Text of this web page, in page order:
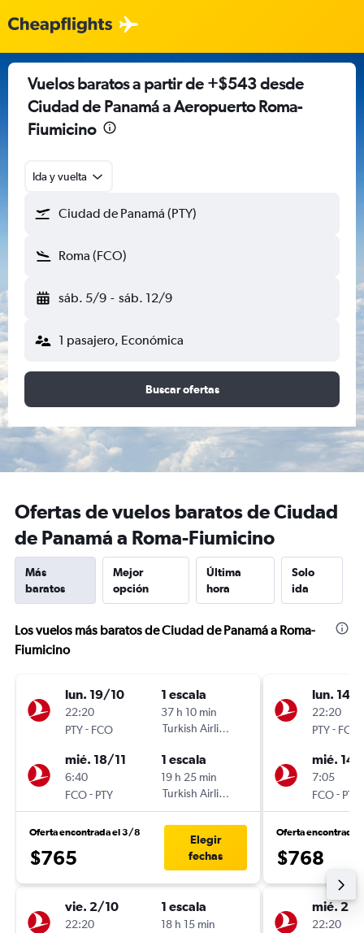
Vuelos baratos a partir de +$543 desde
Ciudad de Panamá a Aeropuerto Roma-
Fiumicino
Ida y vuelta
Ciudad de Panamá (PTY)
Roma (FCO)
sáb. 5/9 - sáb. 12/9
1 pasajero, Económica
Buscar ofertas
Ofertas de vuelos baratos de Ciudad
de Panamá a Roma-Fiumicino
Más
baratos
Mejor
opción
Última
hora
Solo
ida
Los vuelos más baratos de Ciudad de Panamá a Roma-
Fiumicino
lun. 19/10
22:20
PTY- FCO
1 escala
37 h 10 min
Turkish Airlines
mié. 18/11
6:40
FCO- PTY
1 escala
19 h 25 min
Turkish Airlines
Oferta encontrada el 3/8
$765
Elegir
fechas
vie. 2/10
22:20
1 escala
18 h 15 min
lun. 14/
22:20
PTY- FCO
mié. 14/
7:05
FCO- PTY
Oferta encontrada
$768
mié.
22:20